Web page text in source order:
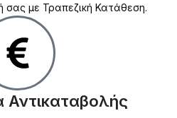
με Τραπεζική Κατάθεση.
Αντικαταβολής